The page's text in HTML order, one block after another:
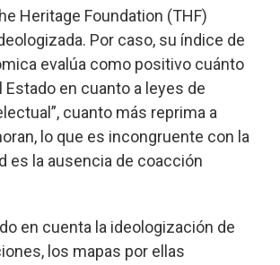
Heritage Foundation (THF)
Por caso, su índice de
evalúa como positivo cuánto
Estado en cuanto a leyes de
cuanto más reprima a
lo que es incongruente con la
es la ausencia de coacción
en cuenta la ideologización de
los mapas por ellas